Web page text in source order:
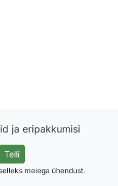
ja eripakkumisi
meiega ühendust.